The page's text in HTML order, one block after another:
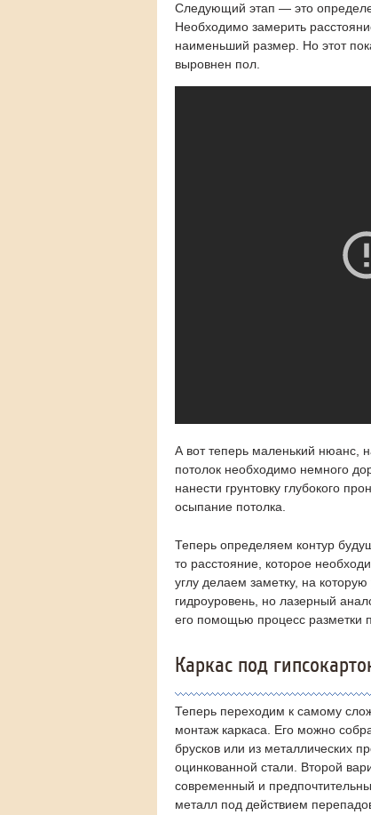
Следующий этап — это
Необходимо замерить
наименьший размер. Но этот
выровнен пол.
А вот теперь маленький нюанс,
потолок необходимо немного
нанести грунтовку глубокого
осыпание потолка.
Теперь определяем контур
то расстояние, которое
углу делаем заметку, на
гидроуровень, но лазерный
его помощью процесс разметки
Каркас под
Теперь переходим к самому
монтаж каркаса. Его можно
брусков или из металлических
оцинкованной стали. Второй
современный и
металл под действием